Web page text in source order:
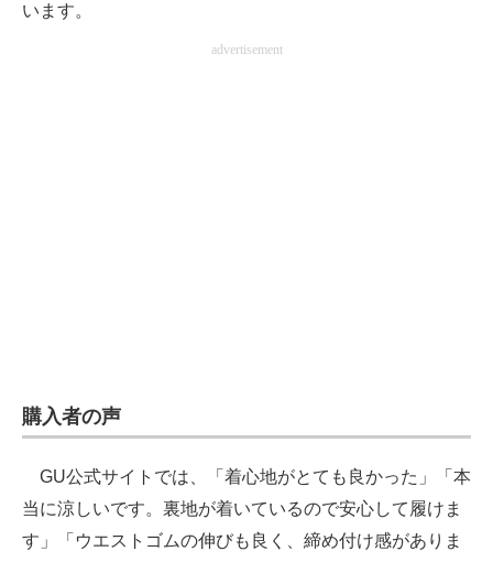
います。
advertisement
購入者の声
GU公式サイトでは、「着心地がとても良かった」「本
当に涼しいです。裏地が着いているので安心して履けま
す」「ウエストゴムの伸びも良く、締め付け感がありま